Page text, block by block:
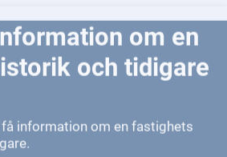
och tidigare
information om en fastighets